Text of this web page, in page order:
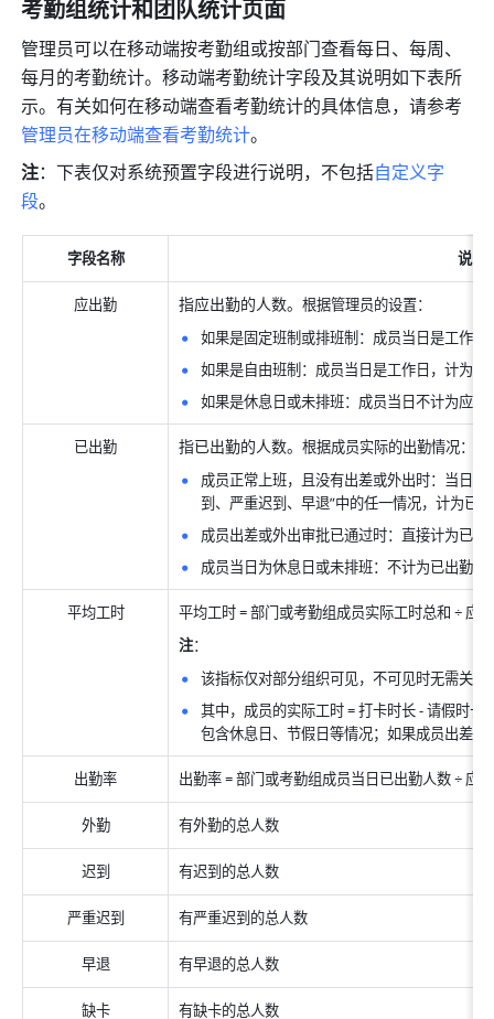
考勤组统计和团队统计页面
管理员可以在移动端按考勤组或按部门查看每日、每周、
每月的考勤统计。移动端考勤统计字段及其说明如下表所
示。有关如何在移动端查看考勤统计的具体信息，请参考
管理员在移动端查看考勤统计。
注：下表仅对系统预置字段进行说明，不包括自定义字
段。
字段名称 说明
应出勤 指应出勤的人数。根据管理员的设置：
如果是固定班制或排班制：成员当日是工作
如果是自由班制：成员当日是工作日，计为应
如果是休息日或未排班：成员当日不计为应出
已出勤 指已出勤的人数。根据成员实际的出勤情况：
成员正常上班，且没有出差或外出时：当日
到、严重迟到、早退”中的任一情况，计为已
成员出差或外出审批已通过时：直接计为已出
成员当日为休息日或未排班：不计为已出勤。
平均工时
平均工时 = 部门或考勤组成员实际工时总和 ÷ 应
注：
该指标仅对部分组织可见，不可见时无需关
其中，成员的实际工时 = 打卡时长 - 请假时
包含休息日、节假日等情况；如果成员出差
出勤率 出勤率 = 部门或考勤组成员当日已出勤人数 ÷ 应
外勤 有外勤的总人数
迟到 有迟到的总人数
严重迟到 有严重迟到的总人数
早退 有早退的总人数
缺卡 有缺卡的总人数